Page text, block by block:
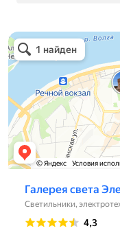
Электрон
Светильники в Нижнем
Электротехническая